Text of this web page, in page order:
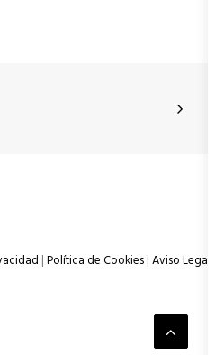
|Política de Cookies|Aviso Legal